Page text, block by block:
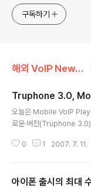
구독하기
해외 VoIP News/Mobile VoIP
Truphone 3.0,
오늘은 Mobile VoIP
로운 버전(Truphone 3.0)
있게 되었다. Truphone
ne 3.0의 업그레이된 기
0 1 2007. 7. 11.
아이폰 출시의 최대